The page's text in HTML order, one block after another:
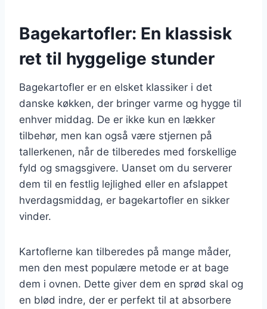
Bagekartofler: En klassisk
ret til hyggelige stunder
Bagekartofler er en elsket klassiker i det
danske køkken, der bringer varme og hygge til
enhver middag. De er ikke kun en lækker
tilbehør, men kan også være stjernen på
tallerkenen, når de tilberedes med forskellige
fyld og smagsgivere. Uanset om du serverer
dem til en festlig lejlighed eller en afslappet
hverdagsmiddag, er bagekartofler en sikker
vinder.
Kartoflerne kan tilberedes på mange måder,
men den mest populære metode er at bage
dem i ovnen. Dette giver dem en sprød skal og
en blød indre, der er perfekt til at absorbere